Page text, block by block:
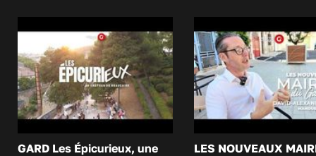
GARD Les Épicurieux, une
LES NOUVEAUX